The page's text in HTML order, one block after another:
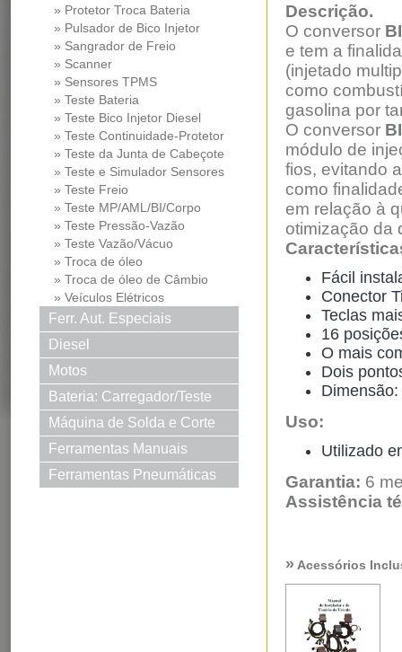
» Protetor Troca Bateria
» Pulsador de Bico Injetor
» Sangrador de Freio
» Scanner
» Sensores TPMS
» Teste Bateria
» Teste Bico Injetor Diesel
» Teste Continuidade-Protetor
Md
» Teste da Junta de Cabeçote
» Teste e Simulador Sensores
» Teste Freio
» Teste MP/AML/BI/Corpo
Borb...
» Teste Pressão-Vazão
» Teste Vazão/Vácuo
» Troca de óleo
» Troca de óleo de Câmbio
» Veículos Elétricos
Ferr. Aut. Especiais
Diesel
Motos
Bateria: Carregador/Teste
Máquina de Solda e Corte
Solda e Corte
Ferramentas Manuais
Ferramentas Pneumáticas
Descrição.
O conversor
e tem a
(injetado
como
gasolina por
O conversor
módulo de
fios, evitando
como
em relação à
otimização da
Fácil
Conector
Teclas
16
O mais
Dois
Uso:
Utilizado
Garantia: 6
Assistência
»Acessórios